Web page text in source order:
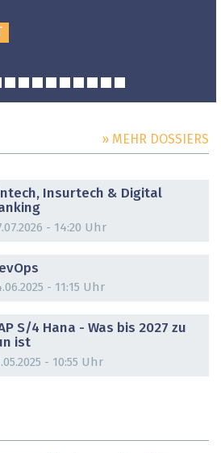
» MEHR DOSSIERS
Insurtech & Digital
- 14:20 Uhr
- 11:15 Uhr
S/4 Hana - Was bis 2027 zu
ist
- 10:55 Uhr